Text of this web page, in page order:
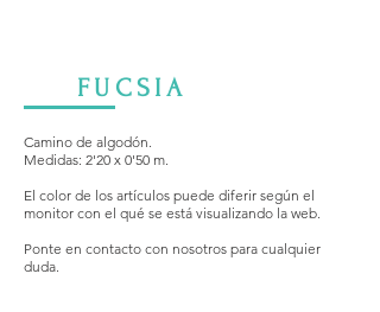
FUCSIA
Camino de algodón.
Medidas: 2'20 x 0'50 m.
El color de los artículos puede diferir según el
monitor con el qué se está visualizando la web.
Ponte en contacto con nosotros para cualquier
duda.